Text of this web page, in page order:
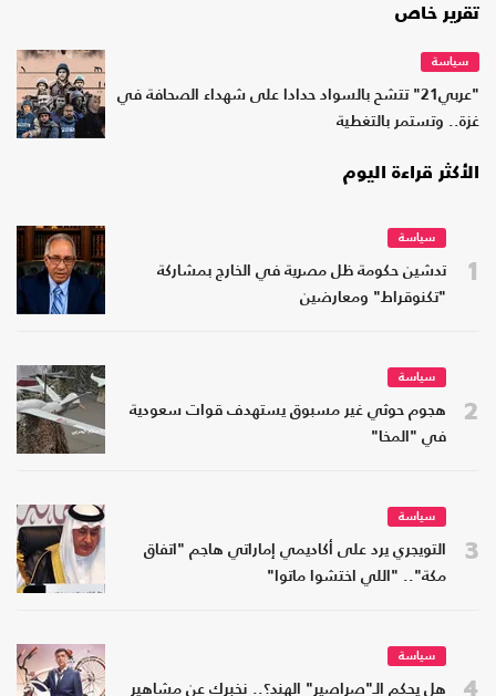
تقرير خاص
سياسة
"عربي21" تتشح بالسواد حدادا على شهداء الصحافة في
غزة.. وتستمر بالتغطية
الأكثر قراءة اليوم
1
سياسة
تدشين حكومة ظل مصرية في الخارج بمشاركة
"تكنوقراط" ومعارضين
2
سياسة
هجوم حوثي غير مسبوق يستهدف قوات سعودية
في "المخا"
3
سياسة
التويجري يرد على أكاديمي إماراتي هاجم "اتفاق
مكة".. "اللي اختشوا ماتوا"
4
سياسة
هل يحكم الـ"صراصير" الهند؟.. نخبرك عن مشاهير